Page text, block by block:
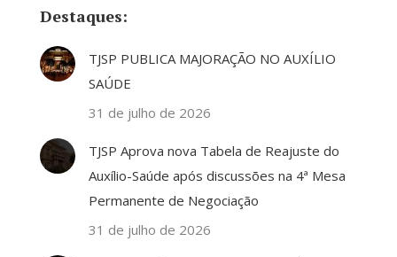
Destaques:
TJSP PUBLICA MAJORAÇÃO NO AUXÍLIO
SAÚDE
31 de julho de 2026
TJSP Aprova nova Tabela de Reajuste do
Auxílio-Saúde após discussões na 4ª Mesa
Permanente de Negociação
31 de julho de 2026